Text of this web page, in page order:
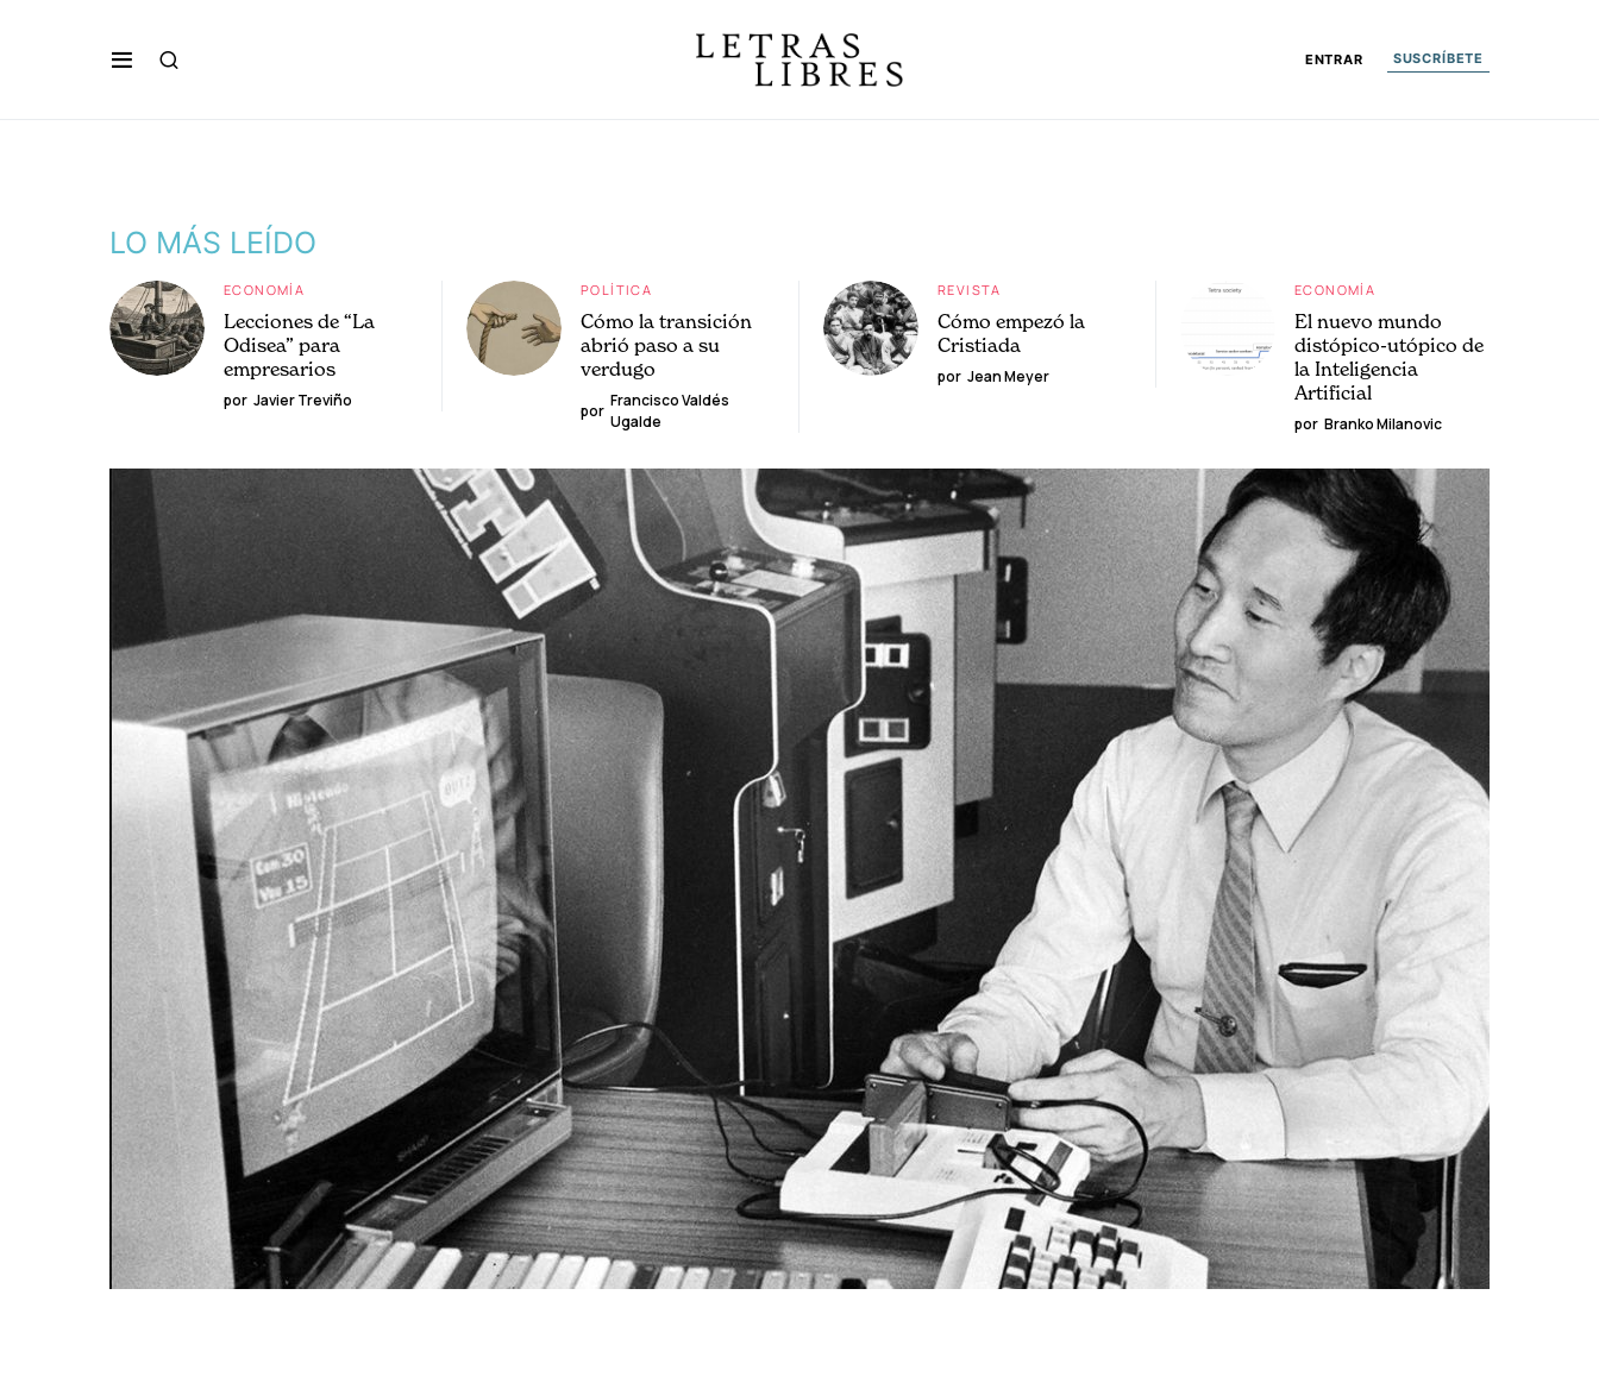
ENTRAR SUSCRÍBETE
LO MÁS LEÍDO
ECONOMÍA
Lecciones de “La
Odisea” para
empresarios
por Javier Treviño
POLÍTICA
Cómo la transición
abrió paso a su
verdugo
por
Francisco Valdés
Ugalde
REVISTA
Cómo empezó la
Cristiada
por Jean Meyer
ECONOMÍA
El nuevo mundo
distópico-utópico de
la Inteligencia
Artificial
por Branko Milanovic